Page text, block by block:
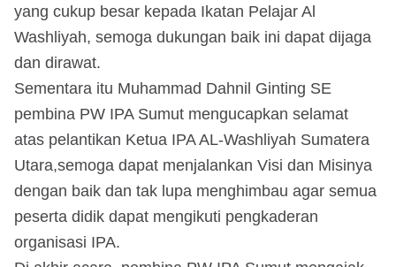
yang cukup besar kepada Ikatan Pelajar Al
Washliyah, semoga dukungan baik ini dapat dijaga
dan dirawat.
Sementara itu Muhammad Dahnil Ginting SE
pembina PW IPA Sumut mengucapkan selamat
atas pelantikan Ketua IPA AL-Washliyah Sumatera
Utara,semoga dapat menjalankan Visi dan Misinya
dengan baik dan tak lupa menghimbau agar semua
peserta didik dapat mengikuti pengkaderan
organisasi IPA.